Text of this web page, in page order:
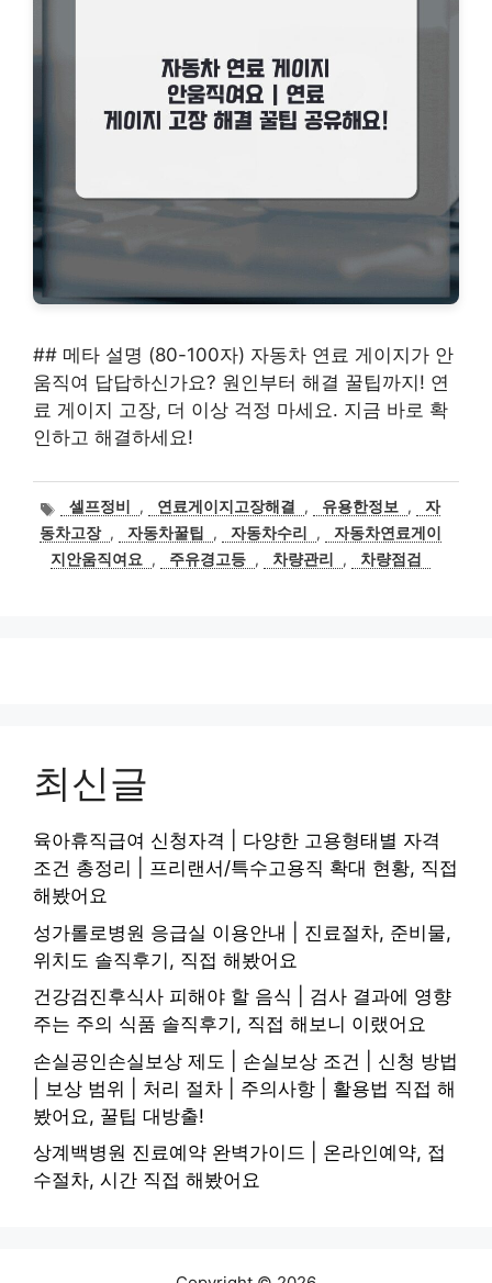
## 메타 설명 (80-100자) 자동차 연료 게이지가 안
움직여 답답하신가요? 원인부터 해결 꿀팁까지! 연
료 게이지 고장, 더 이상 걱정 마세요. 지금 바로 확
인하고 해결하세요!
태
그
셀프정비 , 연료게이지고장해결 , 유용한정보 ,
자
동차고장 , 자동차꿀팁 , 자동차수리 ,
자동차연료게이
지안움직여요
, 주유경고등 , 차량관리 , 차량점검
최신글
육아휴직급여 신청자격 | 다양한 고용형태별 자격
조건 총정리 | 프리랜서/특수고용직 확대 현황, 직접
해봤어요
성가롤로병원 응급실 이용안내 | 진료절차, 준비물,
위치도 솔직후기, 직접 해봤어요
건강검진후식사 피해야 할 음식 | 검사 결과에 영향
주는 주의 식품 솔직후기, 직접 해보니 이랬어요
손실공인손실보상 제도 | 손실보상 조건 | 신청 방법
| 보상 범위 | 처리 절차 | 주의사항 | 활용법 직접 해
봤어요, 꿀팁 대방출!
상계백병원 진료예약 완벽가이드 | 온라인예약, 접
수절차, 시간 직접 해봤어요